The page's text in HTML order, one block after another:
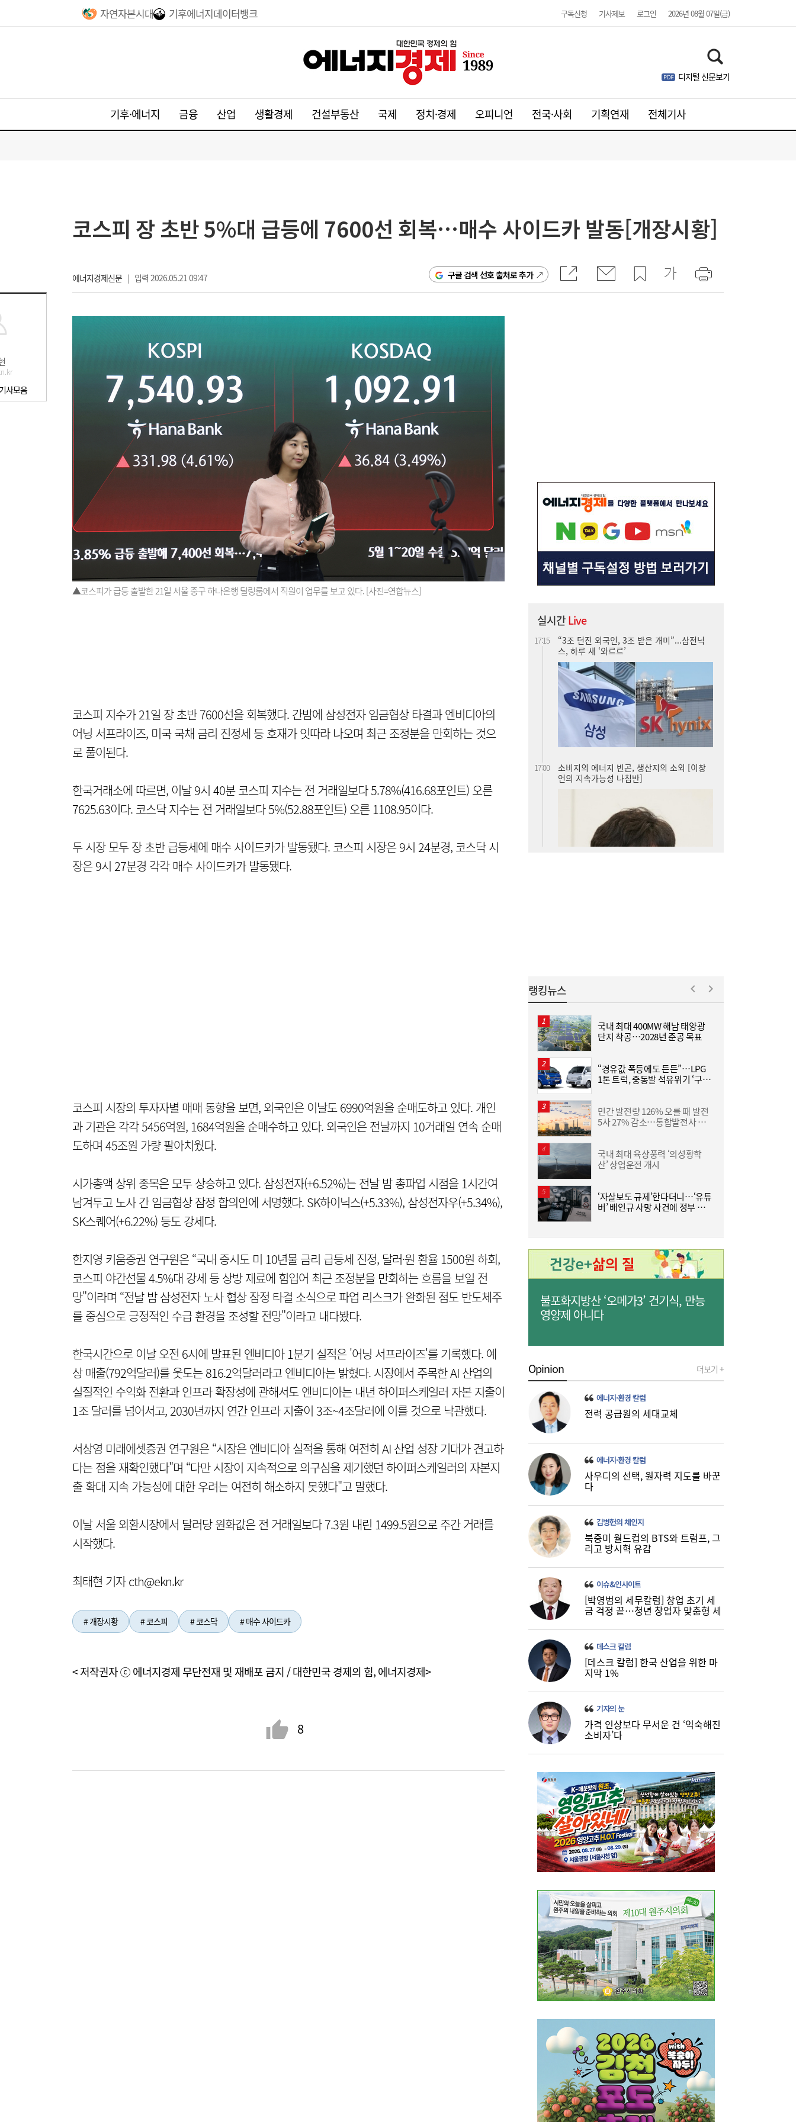
자연자본시대 기후에너지데이터뱅크 구독신청 기사제보 로그인 2026년 08월 07일(금)
디지털 신문보기
기후·에너지 금융 산업 생활경제 건설부동산 국제 정치·경제 오피니언 전국·사회 기획연재 전체기사
사모음
코스피 장 초반 5%대 급등에 7600선 회복…매수 사이드카 발동[개장시황]
에너지경제신문| 입력 2026.05.21 09:47 구글 검색 선호 출처로 추가
▲코스피가 급등 출발한 21일 서울 중구 하나은행 딜링룸에서 직원이 업무를 보고 있다. [사진=연합뉴스]
코스피 지수가 21일 장 초반 7600선을 회복했다. 간밤에 삼성전자 임금협상 타결과 엔비디아의
어닝 서프라이즈, 미국 국채 금리 진정세 등 호재가 잇따라 나오며 최근 조정분을 만회하는 것으
로 풀이된다.
한국거래소에 따르면, 이날 9시 40분 코스피 지수는 전 거래일보다 5.78%(416.68포인트) 오른
7625.63이다. 코스닥 지수는 전 거래일보다 5%(52.88포인트) 오른 1108.95이다.
두 시장 모두 장 초반 급등세에 매수 사이드카가 발동됐다. 코스피 시장은 9시 24분경, 코스닥 시
장은 9시 27분경 각각 매수 사이드카가 발동됐다.
코스피 시장의 투자자별 매매 동향을 보면, 외국인은 이날도 6990억원을 순매도하고 있다. 개인
과 기관은 각각 5456억원, 1684억원을 순매수하고 있다. 외국인은 전날까지 10거래일 연속 순매
도하며 45조원 가량 팔아치웠다.
시가총액 상위 종목은 모두 상승하고 있다. 삼성전자(+6.52%)는 전날 밤 총파업 시점을 1시간여
남겨두고 노사 간 임금협상 잠정 합의안에 서명했다. SK하이닉스(+5.33%), 삼성전자우(+5.34%),
SK스퀘어(+6.22%) 등도 강세다.
한지영 키움증권 연구원은 “국내 증시도 미 10년물 금리 급등세 진정, 달러·원 환율 1500원 하회,
코스피 야간선물 4.5%대 강세 등 상방 재료에 힘입어 최근 조정분을 만회하는 흐름을 보일 전
망"이라며 “전날 밤 삼성전자 노사 협상 잠정 타결 소식으로 파업 리스크가 완화된 점도 반도체주
를 중심으로 긍정적인 수급 환경을 조성할 전망"이라고 내다봤다.
한국시간으로 이날 오전 6시에 발표된 엔비디아 1분기 실적은 '어닝 서프라이즈'를 기록했다. 예
상 매출(792억달러)를 웃도는 816.2억달러라고 엔비디아는 밝혔다. 시장에서 주목한 AI 산업의
실질적인 수익화 전환과 인프라 확장성에 관해서도 엔비디아는 내년 하이퍼스케일러 자본 지출이
1조 달러를 넘어서고, 2030년까지 연간 인프라 지출이 3조~4조달러에 이를 것으로 낙관했다.
서상영 미래에셋증권 연구원은 “시장은 엔비디아 실적을 통해 여전히 AI 산업 성장 기대가 견고하
다는 점을 재확인했다"며 “다만 시장이 지속적으로 의구심을 제기했던 하이퍼스케일러의 자본지
출 확대 지속 가능성에 대한 우려는 여전히 해소하지 못했다"고 말했다.
이날 서울 외환시장에서 달러당 원화값은 전 거래일보다 7.3원 내린 1499.5원으로 주간 거래를
시작했다.
최태현 기자 cth@ekn.kr
# 개장시황 # 코스피 # 코스닥 # 매수 사이드카
< 저작권자 ⓒ 에너지경제 무단전재 및 재배포 금지 / 대한민국 경제의 힘, 에너지경제>
8
실시간Live
08:33
호르무즈 불안에 뉴욕증시 약세…코스피 저
소비지의 에너지 빈곤, 생산지의 소외 [이창
언의 지속가능성 나침반]
16:35
[여전사 풍향계] KB국민카드, ‘유스클럽 체크
카드’ 20만장 돌파外
16:32
업은행, 비대면 햇살론 출시 外
16:26
미·중에 로봇 패권 안 뺏긴다…현대차, “‘글로
벌 로봇 파운드리’ 구축할 것”
16:21
스닥은 800선 지켜내[마감시황]
랭킹뉴스
국내 최대 400MW 해남 태양광
단지 착공…2028년 준공 목표
“경유값 폭등에도 든든”…LPG
1톤 트럭, 중동발 석유위기 ‘구원
민간 발전량 126% 오를 때 발전
5사 27% 감소…통합발전사 출
국내 최대 육상풍력 ‘의성황학
산’ 상업운전 개시
‘자살보도 규제’한다더니…‘유튜
버’ 배인규 사망 사건에 정부 대
불포화지방산 ‘오메가3’ 건기식, 만능
영양제 아니다
Opinion 더보기 +
에너지·환경 칼럼
전력 공급원의 세대교체
에너지·환경 칼럼
사우디의 선택, 원자력 지도를 바꾼
다
김병헌의 체인지
북중미 월드컵의 BTS와 트럼프, 그
리고 방시혁 유감
이슈&인사이트
[박영범의 세무칼럼] 창업 초기 세
금 걱정 끝…청년 창업자 맞춤형 세
데스크 칼럼
[데스크 칼럼] 한국 산업을 위한 마
지막 1%
기자의 눈
가격 인상보다 무서운 건 ‘익숙해진
소비자’다